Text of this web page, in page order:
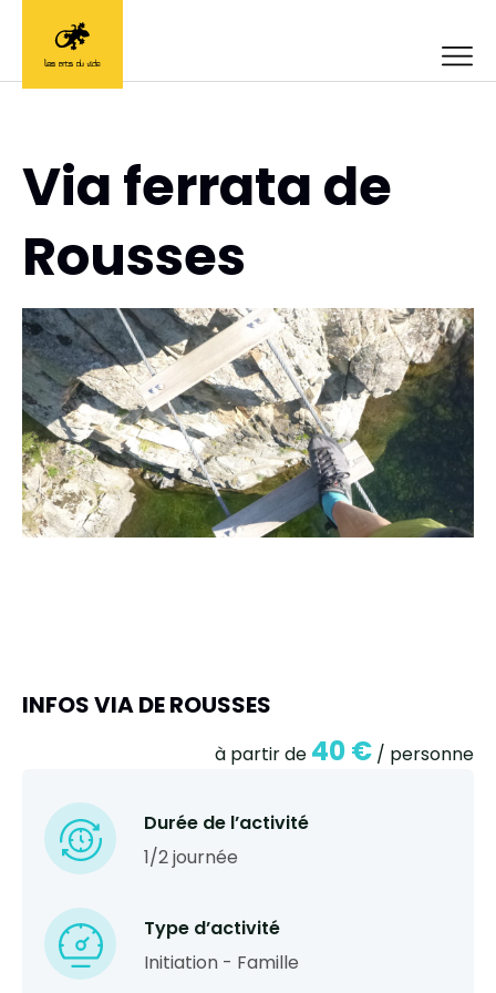
Via ferrata de
Rousses
INFOS VIA DE ROUSSES
à partir de 40 € / personne
Durée de l’activité
1/2 journée
Type d’activité
Initiation - Famille